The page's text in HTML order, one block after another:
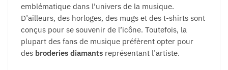
emblématique dans l’univers de la musique.
D’ailleurs, des horloges, des mugs et des t-shirts sont
conçus pour se souvenir de l’icône. Toutefois, la
plupart des fans de musique préfèrent opter pour
des broderies diamants représentant l’artiste.